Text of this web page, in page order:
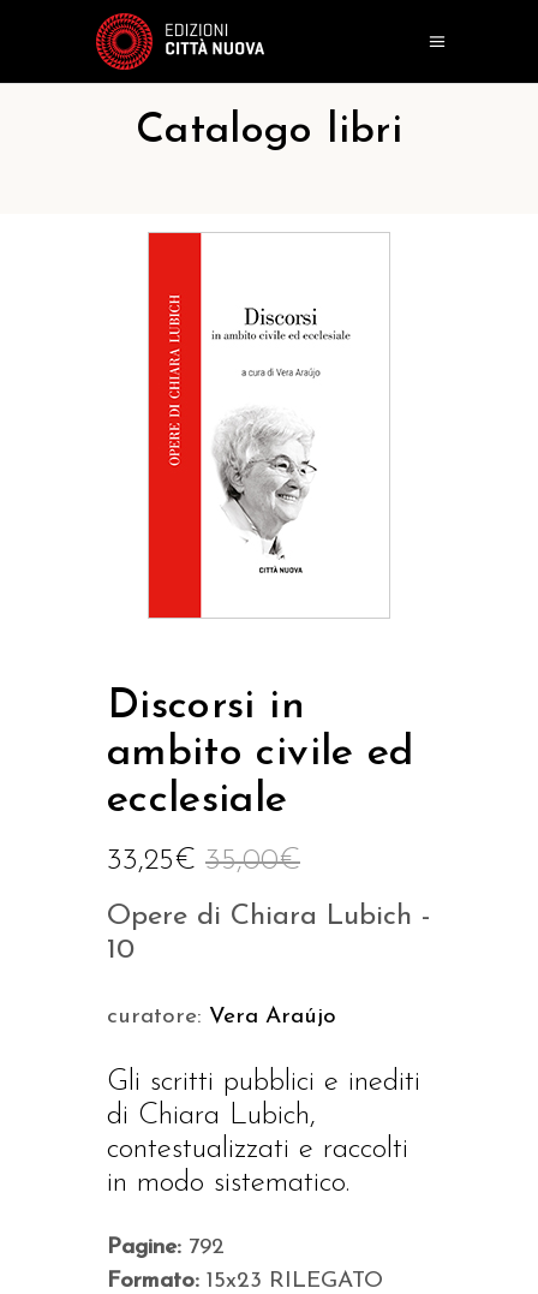
Catalogo libri
Discorsi in
ambito civile ed
ecclesiale
35,00€
33,25€
Opere di Chiara Lubich -
10
curatore: Vera Araújo
Gli scritti pubblici e inediti
di Chiara Lubich,
contestualizzati e raccolti
in modo sistematico.
Pagine: 792
Formato: 15x23 RILEGATO